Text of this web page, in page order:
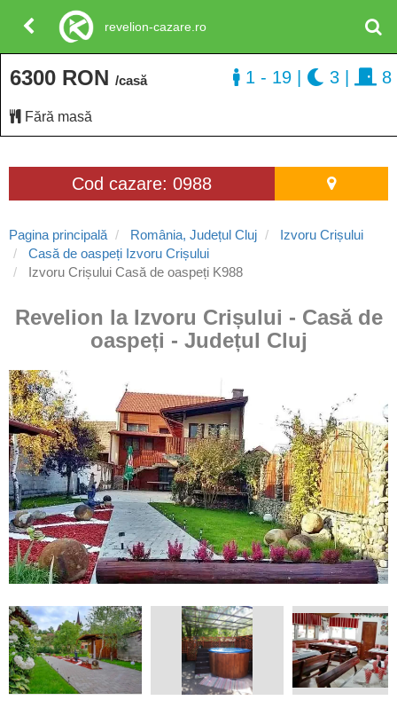
Cod cazare: 0988
Pagina principală România, Județul Cluj
Izvoru Crișului
Casă de oaspeți Izvoru Crișului
Izvoru Crișului Casă de oaspeți K988
Revelion la Izvoru Crișului - Casă de
oaspeți - Județul Cluj
6300 RON /casă
Fără masă
1 - 19 3 8
revelion-cazare.ro